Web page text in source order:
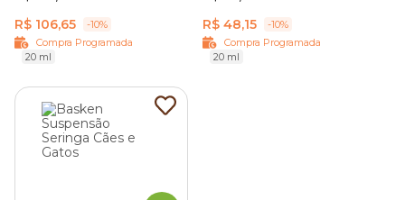
R$ 106,65
-10%
Compra Programada
20 ml
R$ 48,15
-10%
Compra Programada
20 ml